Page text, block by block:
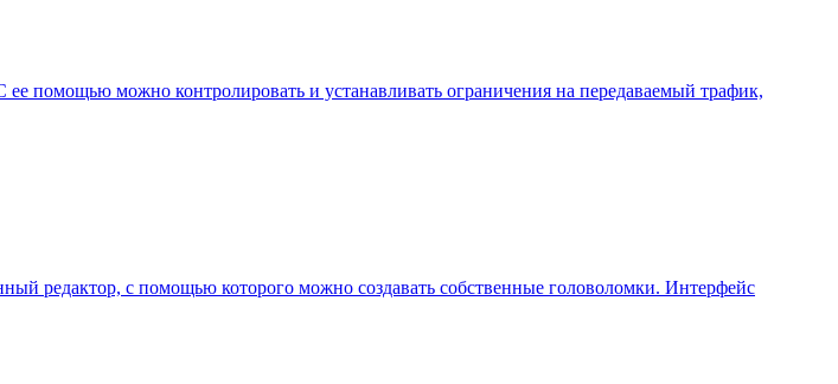
помощью можно контролировать и устанавливать ограничения на передаваемый трафик,
редактор, с помощью которого можно создавать собственные головоломки. Интерфейс